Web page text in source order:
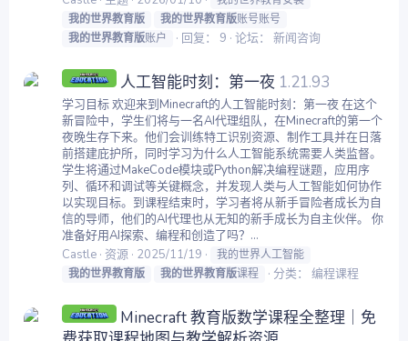
我的世界教育版
我的世界教育版账号账号
我的世界教育版账户 回复： 9 论坛： 新闻咨询
人工智能时刻：第一夜 1.21.93
学习目标 欢迎来到Minecraft的人工智能时刻：第一夜 在这个
新冒险中，学生们将与一名AI代理组队，在Minecraft的第一个
夜晚生存下来。他们会训练特工识别资源、制作工具并在日落
前搭建庇护所，同时学习为什么人工智能系统需要人类监督。
学生将通过MakeCode模块或Python解决编程谜题，应用序
列、循环和调试等关键概念，并发现人类与人工智能如何协作
以实现目标。到课程结束时，学习者将从新手冒险者成长为自
信的导师，他们的AI代理也从无知的新手成长为自主伙伴。 你
准备好用AI探索、编程和创造了吗？...
Castle 资源 2025/11/19
我的世界人工智能
我的世界教育版
我的世界教育版课程 分类： 编程课程
Minecraft 教育版数学课程全整理｜免